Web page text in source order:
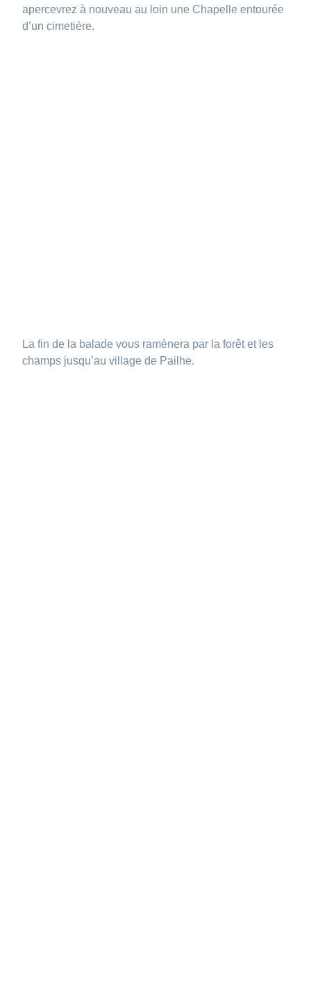
apercevrez à nouveau au loin une Chapelle entourée
d’un cimetière.
La fin de la balade vous ramènera par la forêt et les
champs jusqu’au village de Pailhe.